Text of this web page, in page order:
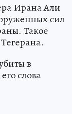
Ирана Али
сил
Такое
в
слова